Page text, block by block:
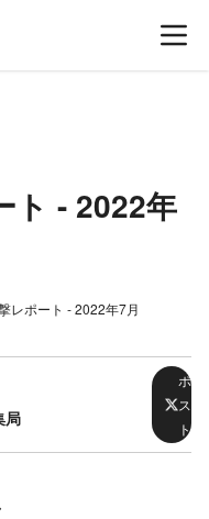
ト - 2022年
レポート - 2022年7月
局
ポ
ス
ト